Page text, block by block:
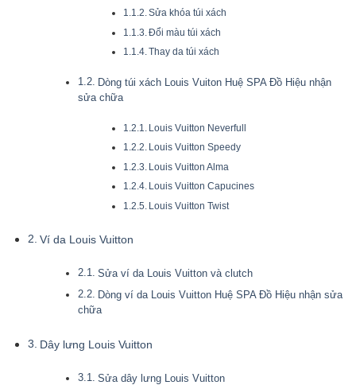
Sửa khóa túi xách
Đổi màu túi xách
Thay da túi xách
Dòng túi xách Louis Vuiton Huệ SPA Đồ Hiệu nhận
sửa chữa
Louis Vuitton Neverfull
Louis Vuitton Speedy
Louis Vuitton Alma
Louis Vuitton Capucines
Louis Vuitton Twist
Ví da Louis Vuitton
Sửa ví da Louis Vuitton và clutch
Dòng ví da Louis Vuitton Huệ SPA Đồ Hiệu nhận sửa
chữa
Dây lưng Louis Vuitton
Sửa dây lưng Louis Vuitton